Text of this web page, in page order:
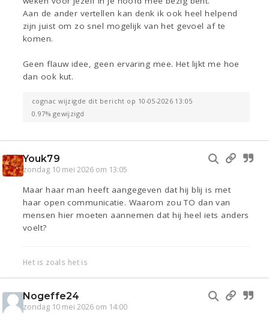
Aan de ander vertellen kan denk ik ook heel helpend
zijn juist om zo snel mogelijk van het gevoel af te
komen.
Geen flauw idee, geen ervaring mee. Het lijkt me hoe
dan ook kut.
cognac wijzigde dit bericht op 10-05-2026 13:05
0.97% gewijzigd
Youk79
zondag 10 mei 2026 om 13:05
Maar haar man heeft aangegeven dat hij blij is met
haar open communicatie. Waarom zou TO dan van
mensen hier moeten aannemen dat hij heel iets anders
voelt?
Het is zoals het is
Nogeffe24
zondag 10 mei 2026 om 14:00